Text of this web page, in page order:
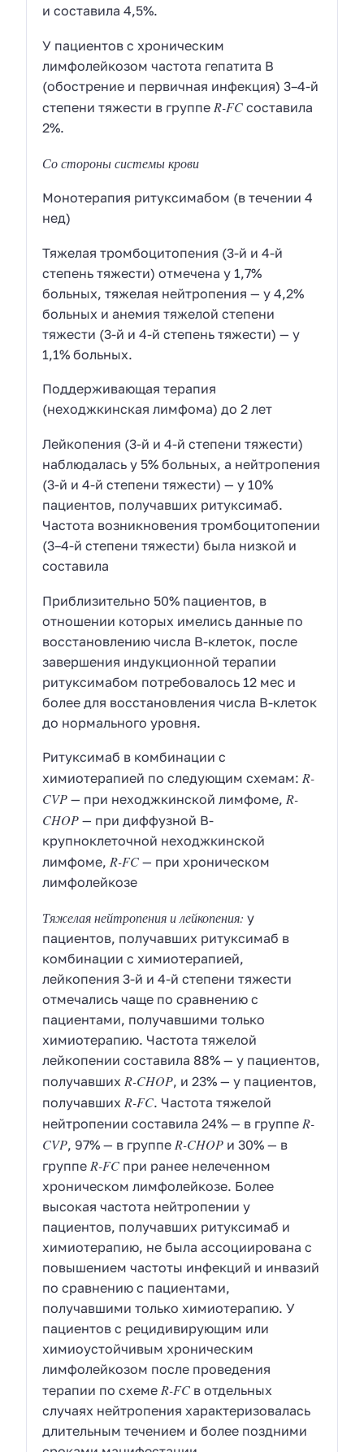
и составила 4,5%.
У пациентов с хроническим
лимфолейкозом частота гепатита В
(обострение и первичная инфекция) 3–4-й
степени тяжести в группе R-FC составила
2%.
Со стороны системы крови
Монотерапия ритуксимабом (в течении 4
нед)
Тяжелая тромбоцитопения (3-й и 4-й
степень тяжести) отмечена у 1,7%
больных, тяжелая нейтропения — у 4,2%
больных и анемия тяжелой степени
тяжести (3-й и 4-й степень тяжести) — у
1,1% больных.
Поддерживающая терапия
(неходжкинская лимфома) до 2 лет
Лейкопения (3-й и 4-й степени тяжести)
наблюдалась у 5% больных, а нейтропения
(3-й и 4-й степени тяжести) — у 10%
пациентов, получавших ритуксимаб.
Частота возникновения тромбоцитопении
(3–4-й степени тяжести) была низкой и
составила
Приблизительно 50% пациентов, в
отношении которых имелись данные по
восстановлению числа В-клеток, после
завершения индукционной терапии
ритуксимабом потребовалось 12 мес и
более для восстановления числа В-клеток
до нормального уровня.
Ритуксимаб в комбинации с
химиотерапией по следующим схемам:R-
CVP — при неходжкинской лимфоме,R-
CHOP — при диффузной В-
крупноклеточной неходжкинской
лимфоме,R-FC — при хроническом
лимфолейкозе
Тяжелая нейтропения и лейкопения: у
пациентов, получавших ритуксимаб в
комбинации с химиотерапией,
лейкопения 3-й и 4-й степени тяжести
отмечались чаще по сравнению с
пациентами, получавшими только
химиотерапию. Частота тяжелой
лейкопении составила 88% — у пациентов,
получавших R-CHOP, и 23% — у пациентов,
получавших R-FC. Частота тяжелой
нейтропении составила 24% — в группе R-
CVP, 97% — в группе R-CHOP и 30% — в
группе R-FC при ранее нелеченном
хроническом лимфолейкозе. Более
высокая частота нейтропении у
пациентов, получавших ритуксимаб и
химиотерапию, не была ассоциирована с
повышением частоты инфекций и инвазий
по сравнению с пациентами,
получавшими только химиотерапию. У
пациентов с рецидивирующим или
химиоустойчивым хроническим
лимфолейкозом после проведения
терапии по схеме R-FC в отдельных
случаях нейтропения характеризовалась
длительным течением и более поздними